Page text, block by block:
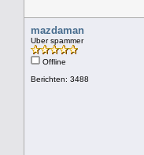
mazdaman
Uber spammer
Offline
Berichten: 3488